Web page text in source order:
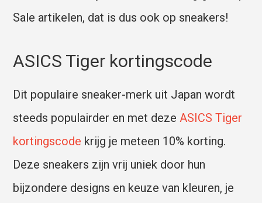
Sale artikelen, dat is dus ook op sneakers!
ASICS Tiger kortingscode
Dit populaire sneaker-merk uit Japan wordt
steeds populairder en met deze ASICS Tiger
kortingscode krijg je meteen 10% korting.
Deze sneakers zijn vrij uniek door hun
bijzondere designs en keuze van kleuren, je